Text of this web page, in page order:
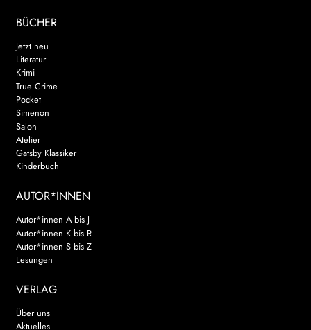
BÜCHER
Jetzt neu
Literatur
Krimi
True Crime
Pocket
Simenon
Salon
Atelier
Gatsby Klassiker
Kinderbuch
AUTOR*INNEN
Autor*innen A bis J
Autor*innen K bis R
Autor*innen S bis Z
Lesungen
VERLAG
Über uns
Aktuelles